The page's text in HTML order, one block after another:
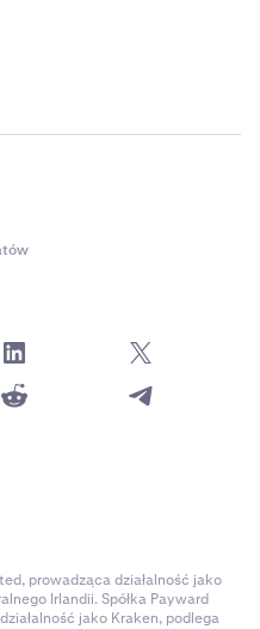
prowadząca działalność jako
Irlandii. Spółka Payward
jako Kraken, podlega